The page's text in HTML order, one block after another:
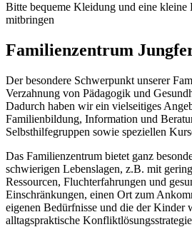
Bitte bequeme Kleidung und eine kleine
mitbringen
Familienzentrum
Der besondere Schwerpunkt unserer
Verzahnung von Pädagogik und
Dadurch haben wir ein vielseitiges
Familienbildung, Information und
Selbsthilfegruppen sowie speziellen
Das Familienzentrum bietet ganz
schwierigen Lebenslagen, z.B. mit
Ressourcen, Fluchterfahrungen und
Einschränkungen, einen Ort zum
eigenen Bedürfnisse und die der Kinder
alltagspraktische